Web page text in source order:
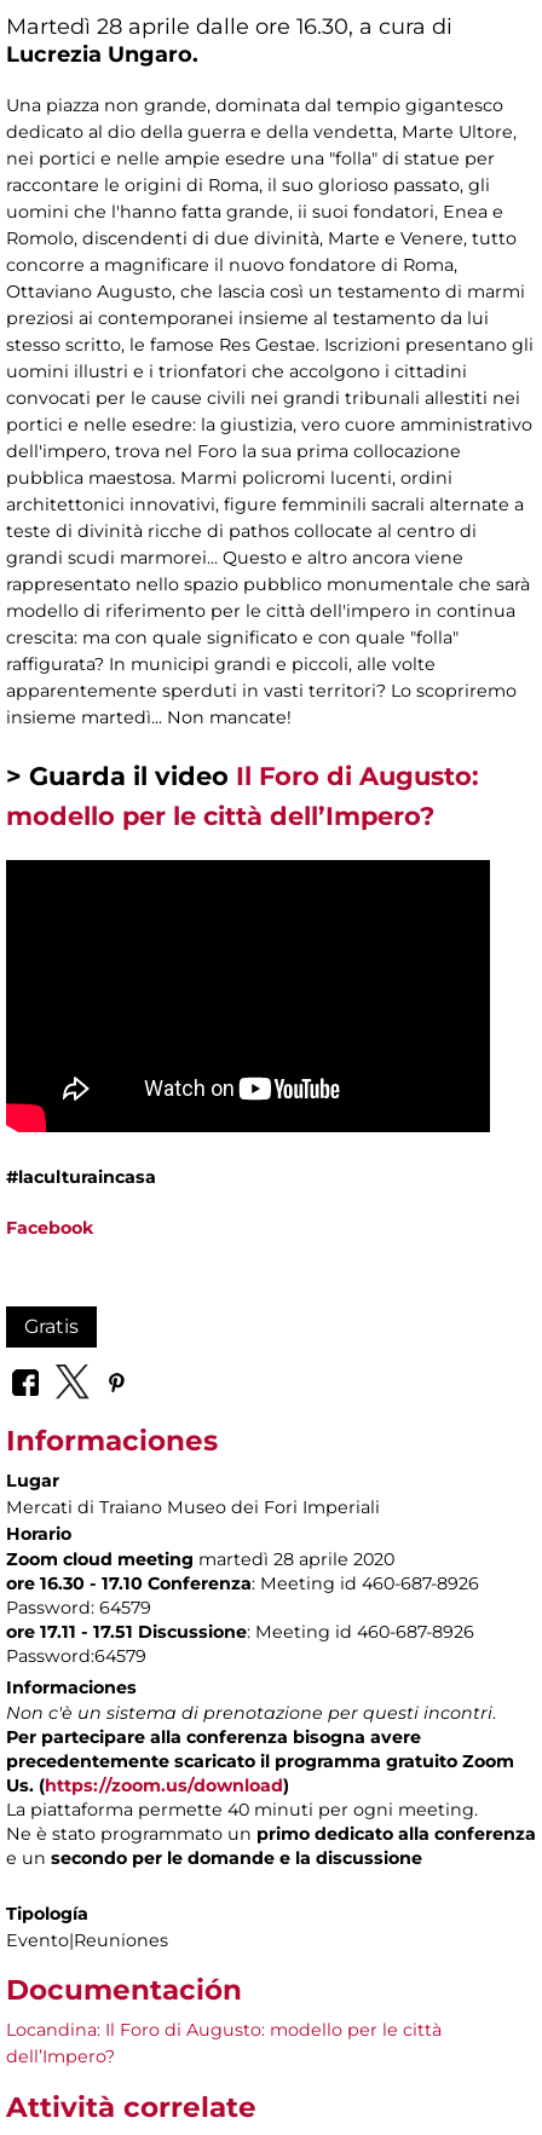
Martedì 28 aprile dalle ore 16.30, a cura di
Lucrezia Ungaro.
Una piazza non grande, dominata dal tempio gigantesco
dedicato al dio della guerra e della vendetta, Marte Ultore,
nei portici e nelle ampie esedre una "folla" di statue per
raccontare le origini di Roma, il suo glorioso passato, gli
uomini che l'hanno fatta grande, ii suoi fondatori, Enea e
Romolo, discendenti di due divinità, Marte e Venere, tutto
concorre a magnificare il nuovo fondatore di Roma,
Ottaviano Augusto, che lascia così un testamento di marmi
preziosi ai contemporanei insieme al testamento da lui
stesso scritto, le famose Res Gestae. Iscrizioni presentano gli
uomini illustri e i trionfatori che accolgono i cittadini
convocati per le cause civili nei grandi tribunali allestiti nei
portici e nelle esedre: la giustizia, vero cuore amministrativo
dell'impero, trova nel Foro la sua prima collocazione
pubblica maestosa. Marmi policromi lucenti, ordini
architettonici innovativi, figure femminili sacrali alternate a
teste di divinità ricche di pathos collocate al centro di
grandi scudi marmorei... Questo e altro ancora viene
rappresentato nello spazio pubblico monumentale che sarà
modello di riferimento per le città dell'impero in continua
crescita: ma con quale significato e con quale "folla"
raffigurata? In municipi grandi e piccoli, alle volte
apparentemente sperduti in vasti territori? Lo scopriremo
insieme martedì... Non mancate!
> Guarda il video Il Foro di Augusto:
modello per le città dell’Impero?
#laculturaincasa
Facebook
Gratis
Informaciones
Lugar
Mercati di Traiano Museo dei Fori Imperiali
Horario
Zoom cloud meeting martedì 28 aprile 2020
ore 16.30 - 17.10 Conferenza: Meeting id 460-687-8926
Password: 64579
ore 17.11 - 17.51 Discussione: Meeting id 460-687-8926
Password:64579
Informaciones
Non c'è un sistema di prenotazione per questi incontri.
Per partecipare alla conferenza bisogna avere
precedentemente scaricato il programma gratuito Zoom
Us. (https://zoom.us/download)
La piattaforma permette 40 minuti per ogni meeting.
Ne è stato programmato un primo dedicato alla conferenza
e un secondo per le domande e la discussione
Tipología
Evento|Reuniones
Documentación
Locandina: Il Foro di Augusto: modello per le città
dell’Impero?
Attività correlate